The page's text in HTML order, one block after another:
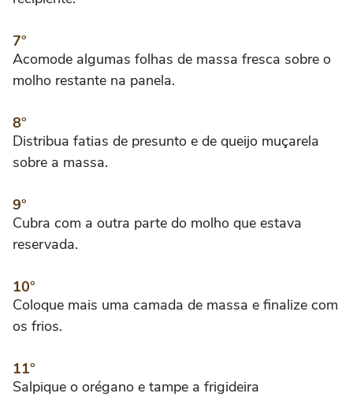
Acomode algumas folhas de massa fresca sobre o
molho restante na panela.
Distribua fatias de presunto e de queijo muçarela
sobre a massa.
Cubra com a outra parte do molho que estava
reservada.
Coloque mais uma camada de massa e finalize com
os frios.
Salpique o orégano e tampe a frigideira